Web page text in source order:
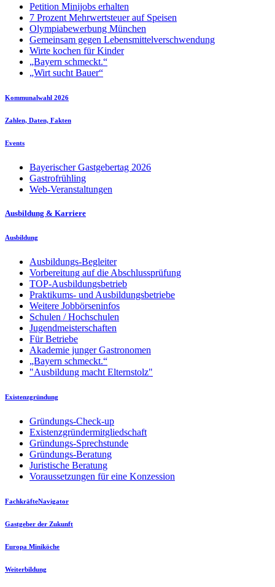
Petition Minijobs erhalten
7 Prozent Mehrwertsteuer auf Speisen
Olympiabewerbung München
Gemeinsam gegen Lebensmittelverschwendung
Wirte kochen für Kinder
„Bayern schmeckt.“
„Wirt sucht Bauer“
Kommunalwahl 2026
Zahlen, Daten, Fakten
Events
Bayerischer Gastgebertag 2026
Gastrofrühling
Web-Veranstaltungen
Ausbildung & Karriere
Ausbildung
Ausbildungs-Begleiter
Vorbereitung auf die Abschlussprüfung
TOP-Ausbildungsbetrieb
Praktikums- und Ausbildungsbetriebe
Weitere Jobbörseninfos
Schulen / Hochschulen
Jugendmeisterschaften
Für Betriebe
Akademie junger Gastronomen
„Bayern schmeckt.“
"Ausbildung macht Elternstolz"
Existenzgründung
Gründungs-Check-up
Existenzgründermitgliedschaft
Gründungs-Sprechstunde
Gründungs-Beratung
Juristische Beratung
Voraussetzungen für eine Konzession
FachkräfteNavigator
Gastgeber der Zukunft
Europa Miniköche
Weiterbildung